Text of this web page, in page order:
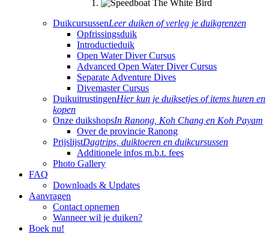
DuikcursussenLeer duiken of verleg je duikgrenzen
Opfrissingsduik
Introductieduik
Open Water Diver Cursus
Advanced Open Water Diver Cursus
Separate Adventure Dives
Divemaster Cursus
DuikuitrustingenHier kun je duiksetjes of items huren en
kopen
Onze duikshopsIn Ranong, Koh Chang en Koh Payam
Over de provincie Ranong
PrijslijstDagtrips, duiktoeren en duikcursussen
Additionele infos m.b.t. fees
Photo Gallery
FAQ
Downloads & Updates
Aanvragen
Contact opnemen
Wanneer wil je duiken?
Boek nu!